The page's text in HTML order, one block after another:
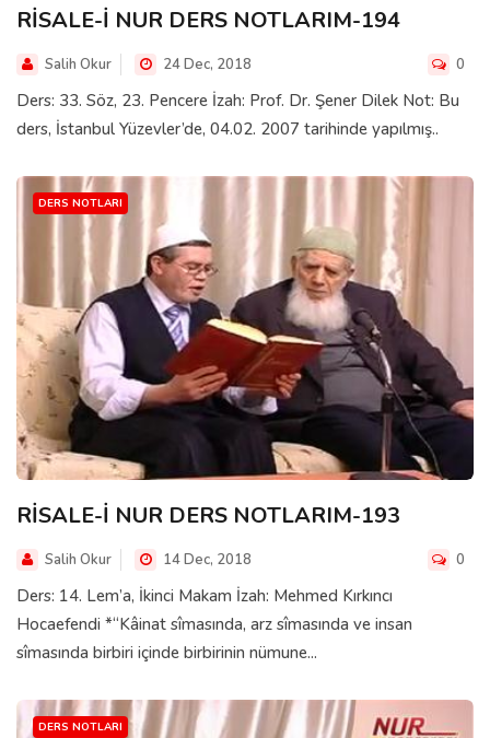
RİSALE-İ NUR DERS NOTLARIM-194
Salih Okur 24 Dec, 2018 0
Ders: 33. Söz, 23. Pencere İzah: Prof. Dr. Şener Dilek Not: Bu
ders, İstanbul Yüzevler’de, 04.02. 2007 tarihinde yapılmış..
DERS NOTLARI
RİSALE-İ NUR DERS NOTLARIM-193
Salih Okur 14 Dec, 2018 0
Ders: 14. Lem’a, İkinci Makam İzah: Mehmed Kırkıncı
Hocaefendi *“Kâinat sîmasında, arz sîmasında ve insan
sîmasında birbiri içinde birbirinin nümune...
DERS NOTLARI